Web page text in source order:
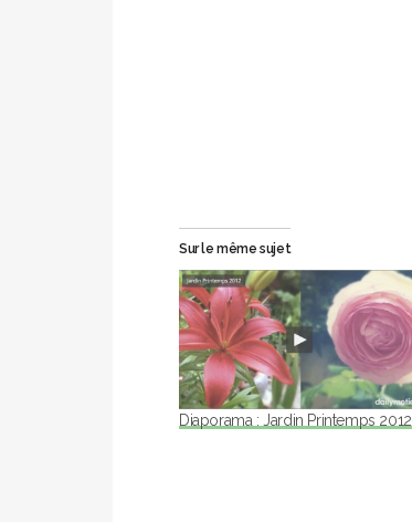
Sur le même sujet
Diaporama : Jardin Printemps 2012